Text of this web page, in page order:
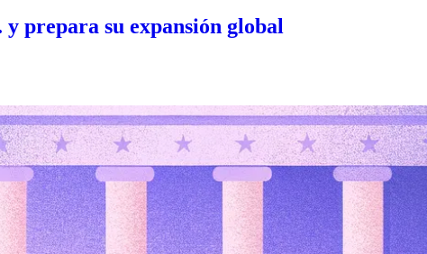
prepara su expansión global